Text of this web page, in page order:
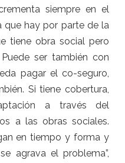
siempre en el
que hay por parte de la
tiene obra social pero
ser también con
pagar el co-seguro,
Si tiene cobertura,
a través del
a las obras sociales.
en tiempo y forma y
agrava el problema”,